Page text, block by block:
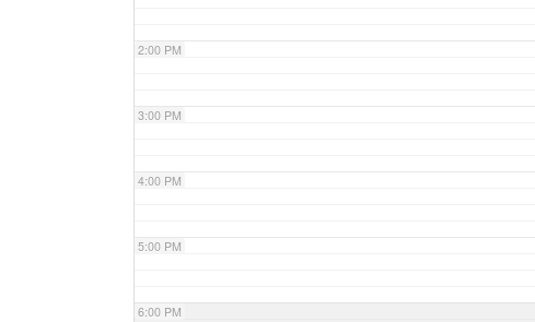
2:00 PM
3:00 PM
4:00 PM
5:00 PM
6:00 PM